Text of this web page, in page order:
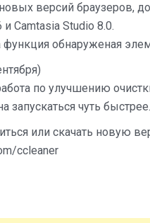
версий браузеров,
Camtasia Studio 8.0.
обнаруженая
по улучшению
чуть быстрее.
или скачать новую
ccleaner